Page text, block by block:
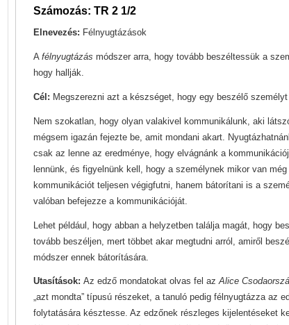
Számozás: TR 2 1/2
Elnevezés: Félnyugtázások
A félnyugtázás módszer arra, hogy tovább beszéltessük a
hogy hallják.
Cél: Megszerezni azt a készséget, hogy egy beszélő
Nem szokatlan, hogy olyan valakivel kommunikálunk, aki
mégsem igazán fejezte be, amit mondani akart.
csak az lenne az eredménye, hogy elvágnánk a
lennünk, és figyelnünk kell, hogy a személynek mikor van
kommunikációt teljesen végigfutni, hanem bátorítani is a
valóban befejezze a kommunikációját.
Lehet például, hogy abban a helyzetben találja magát, hogy
tovább beszéljen, mert többet akar megtudni arról, amiről
módszer ennek bátorítására.
Utasítások: Az edző mondatokat olvas fel azAlice
„azt mondta” típusú részeket, a tanuló pedig félnyugtázza az
folytatására késztesse. Az edzőnek részleges kijelentéseket